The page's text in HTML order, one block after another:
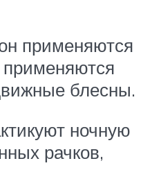
применяются
применяются
блесны.
ночную
рачков,